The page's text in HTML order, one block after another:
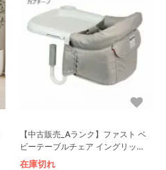
【中古販売_Aランク】ファスト ベ
ビーテーブルチェア イングリッシ
ーナ
在庫切れ